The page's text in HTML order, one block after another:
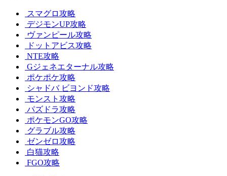
スマグロ攻略
デジモンUP攻略
ヴァンピール攻略
ドットアビス攻略
NTE攻略
Gジェネエターナル攻略
ポケポケ攻略
シャドバ ビヨンド攻略
モンスト攻略
パズドラ攻略
ポケモンGO攻略
グラブル攻略
ゼンゼロ攻略
白猫攻略
FGO攻略